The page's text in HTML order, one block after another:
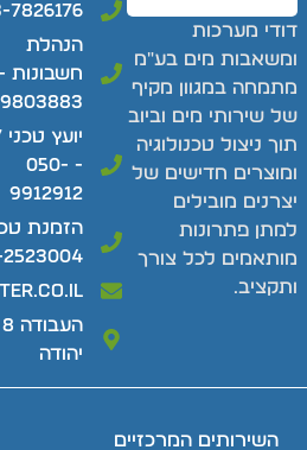
מערכות
מים בע"מ
במגוון מקיף
שירותי מים וביוב
ניצול טכנולוגיה
חדישים של
מובילים
פתרונות
לכל צורך
7826176
הנהלת
חשבונות -
9803883
- 050-
9912912
הזמנת
2523004
יהודה
השירותים המרכזיים